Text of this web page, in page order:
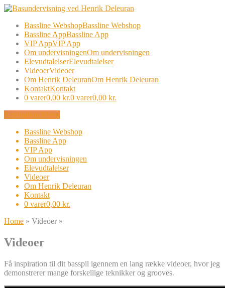
Bassline WebshopBassline Webshop
Bassline AppBassline App
VIP AppVIP App
Om undervisningenOm undervisningen
ElevudtalelserElevudtalelser
VideoerVideoer
Om Henrik DeleuranOm Henrik Deleuran
KontaktKontakt
0 varer0,00 kr.0 varer0,00 kr.
Navigation Menu
Bassline Webshop
Bassline App
VIP App
Om undervisningen
Elevudtalelser
Videoer
Om Henrik Deleuran
Kontakt
0 varer0,00 kr.
Home » Videoer »
Videoer
Få inspiration til dit basspil igennem en lang række videoer, hvor jeg
demonstrerer mange forskellige teknikker og grooves.